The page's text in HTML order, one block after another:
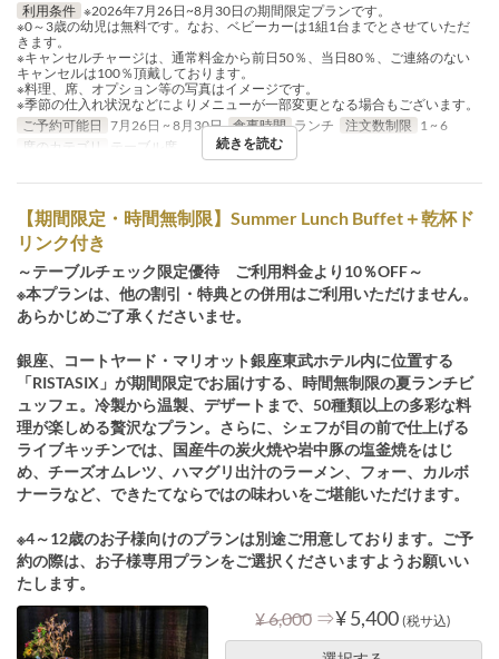
利用条件 ※2026年7月26日~8月30日の期間限定プランです。
※0～3歳の幼児は無料です。なお、ベビーカーは1組1台までとさせていただ
きます。
※キャンセルチャージは、通常料金から前日50％、当日80％、ご連絡のない
キャンセルは100％頂戴しております。
※料理、席、オプション等の写真はイメージです。
※季節の仕入れ状況などによりメニューが一部変更となる場合もございます。
ご予約可能日 7月26日 ~ 8月30日 食事時間 ランチ 注文数制限 1 ~ 6
席のカテゴリ
テーブル席 続きを読む
【期間限定・時間無制限】Summer Lunch Buffet＋乾杯ド
リンク付き
～テーブルチェック限定優待 ご利用料金より10％OFF～
※本プランは、他の割引・特典との併用はご利用いただけません。
あらかじめご了承くださいませ。
銀座、コートヤード・マリオット銀座東武ホテル内に位置する
「RISTASIX」が期間限定でお届けする、時間無制限の夏ランチビ
ュッフェ。冷製から温製、デザートまで、50種類以上の多彩な料
理が楽しめる贅沢なプラン。さらに、シェフが目の前で仕上げる
ライブキッチンでは、国産牛の炭火焼や岩中豚の塩釜焼をはじ
め、チーズオムレツ、ハマグリ出汁のラーメン、フォー、カルボ
ナーラなど、できたてならではの味わいをご堪能いただけます。
※4～12歳のお子様向けのプランは別途ご用意しております。ご予
約の際は、お子様専用プランをご選択くださいますようお願いい
たします。
¥ 6,000 ⇒¥ 5,400 (税サ込)